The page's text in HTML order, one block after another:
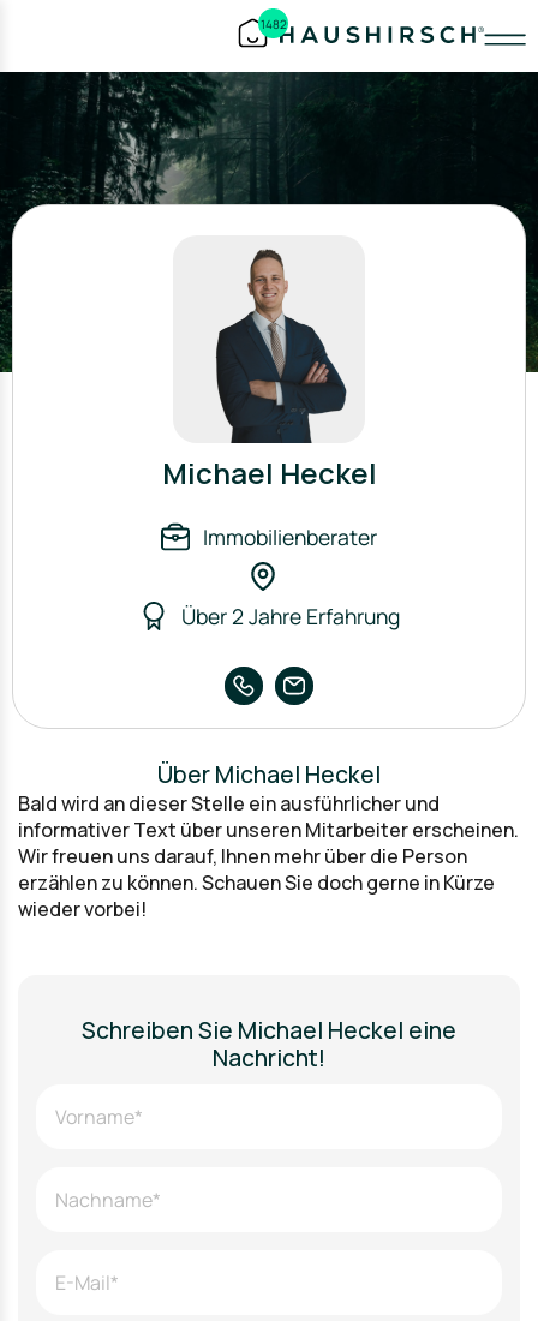
1482
Michael Heckel
Immobilienberater
Über 2 Jahre Erfahrung
Über Michael Heckel
Bald wird an dieser Stelle ein ausführlicher und
informativer Text über unseren Mitarbeiter erscheinen.
Wir freuen uns darauf, Ihnen mehr über die Person
erzählen zu können. Schauen Sie doch gerne in Kürze
wieder vorbei!
Schreiben Sie Michael Heckel eine
Nachricht!